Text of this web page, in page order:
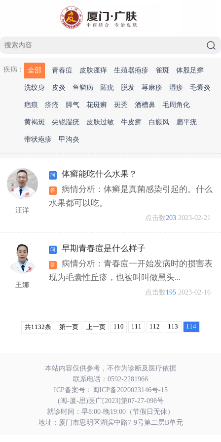
疾病： 全部 青春痘 皮肤瘙痒 生殖器疱疹 雀斑 体股足癣
洗纹身 皮炎 鱼鳞病 跖疣 脱发 荨麻疹 湿疹 毛囊炎
疤痕 疥疮 脚气 花斑癣 斑秃 酒槽鼻 毛周角化
黄褐斑 尖锐湿疣 皮肤过敏 牛皮癣 白癜风 扁平疣
带状疱疹 甲沟炎
汪洋
体癣能吃什么水果？
病情分析：体癣是真菌感染引起的。什么
水果都可以吃。
点击数203 2023-02-21
王娜
早期青春痘是什么样子
病情分析：青春痘一开始发病时的损害表
现为毛囊性丘疹，也被叫叫做黑头...
点击数195 2023-02-16
共1132条 第一页 上一页 110 111 112 113 114
本站内容仅供参考，不作为诊断及医疗依据
联系电话： 0592-2281966
ICP备案号： 闽ICP备2020023146号-15
(闽-厦-思)医广[2023]第07-27-098号
就诊时间：早8:00-晚19:00（节假日无休）
地址：厦门市思明区湖滨中路7-9号第二层B单元